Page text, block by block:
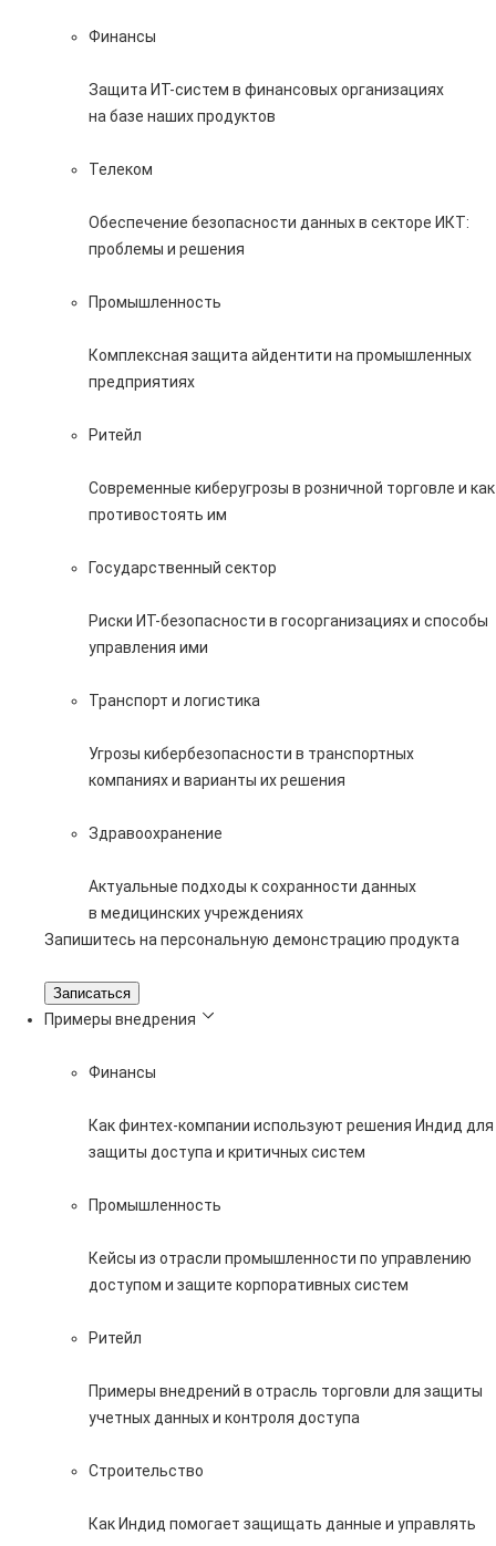
Финансы
Защита ИТ-систем в финансовых организациях
на базе наших продуктов
Телеком
Обеспечение безопасности данных в секторе ИКТ:
проблемы и решения
Промышленность
Комплексная защита айдентити на промышленных
предприятиях
Ритейл
Современные киберугрозы в розничной торговле и как
противостоять им
Государственный сектор
Риски ИТ-безопасности в госорганизациях и способы
управления ими
Транспорт и логистика
Угрозы кибербезопасности в транспортных
компаниях и варианты их решения
Здравоохранение
Актуальные подходы к сохранности данных
в медицинских учреждениях
Запишитесь на персональную демонстрацию продукта
Записаться
Примеры внедрения
Финансы
Как финтех-компании используют решения Индид для
защиты доступа и критичных систем
Промышленность
Кейсы из отрасли промышленности по управлению
доступом и защите корпоративных систем
Ритейл
Примеры внедрений в отрасль торговли для защиты
учетных данных и контроля доступа
Строительство
Как Индид помогает защищать данные и управлять